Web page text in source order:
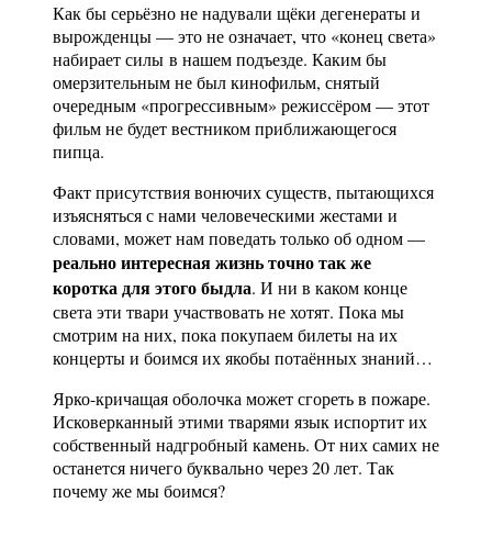
Как бы серьёзно не надували щёки дегенераты и
вырожденцы — это не означает, что «конец света»
набирает силы в нашем подъезде. Каким бы
омерзительным не был кинофильм, снятый
очередным «прогрессивным» режиссёром — этот
фильм не будет вестником приближающегося
пипца.
Факт присутствия вонючих существ, пытающихся
изъясняться с нами человеческими жестами и
словами, может нам поведать только об одном —
реально интересная жизнь точно так же
коротка для этого быдла. И ни в каком конце
света эти твари участвовать не хотят. Пока мы
смотрим на них, пока покупаем билеты на их
концерты и боимся их якобы потаённых знаний…
Ярко-кричащая оболочка может сгореть в пожаре.
Исковерканный этими тварями язык испортит их
собственный надгробный камень. От них самих не
останется ничего буквально через 20 лет. Так
почему же мы боимся?